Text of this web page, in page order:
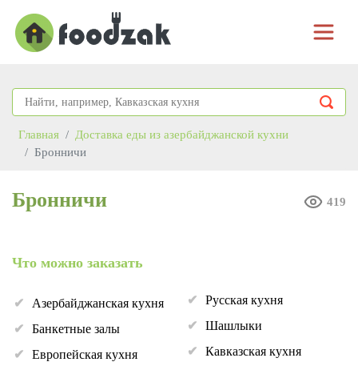
Главная
Доставка еды из азербайджанской кухни
Бронничи
Бронничи 419
Что можно заказать
Азербайджанская кухня
Банкетные залы
Европейская кухня
Русская кухня
Шашлыки
Кавказская кухня